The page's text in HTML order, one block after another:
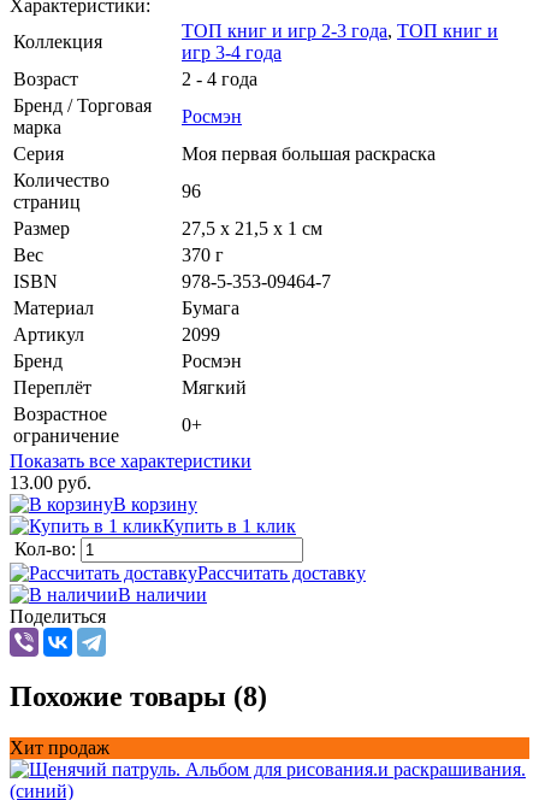
Характеристики:
Коллекция
ТОП книг и игр 2-3 года, ТОП книг и
игр 3-4 года
Возраст
2 - 4 года
Бренд / Торговая
марка
Росмэн
Серия
Моя первая большая раскраска
Количество
страниц
96
Размер
27,5 х 21,5 х 1 см
Вес
370 г
ISBN
978-5-353-09464-7
Материал
Бумага
Артикул
2099
Бренд
Росмэн
Переплёт
Мягкий
Возрастное
ограничение
0+
Показать все характеристики
13.00 руб.
В корзину
Купить в 1 клик
Кол-во:
Рассчитать доставку
В наличии
Поделиться
Похожие товары (8)
Хит продаж